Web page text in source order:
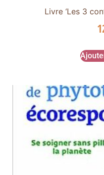
Livre ‘Les 3